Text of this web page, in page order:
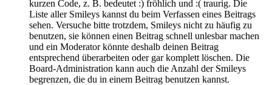
kurzen Code, z. B. bedeutet :) fröhlich und :( traurig. Die
Liste aller Smileys kannst du beim Verfassen eines Beitrags
sehen. Versuche bitte trotzdem, Smileys nicht zu häufig zu
benutzen, sie können einen Beitrag schnell unlesbar machen
und ein Moderator könnte deshalb deinen Beitrag
entsprechend überarbeiten oder gar komplett löschen. Die
Board-Administration kann auch die Anzahl der Smileys
begrenzen, die du in einem Beitrag benutzen kannst.